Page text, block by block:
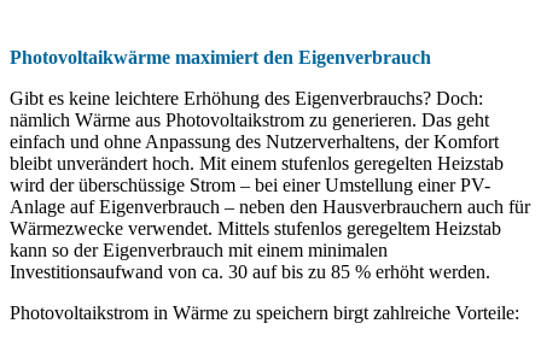
Photovoltaikwärme maximiert den Eigenverbrauch
Gibt es keine leichtere Erhöhung des Eigenverbrauchs? Doch:
nämlich Wärme aus Photovoltaikstrom zu generieren. Das geht
einfach und ohne Anpassung des Nutzerverhaltens, der Komfort
bleibt unverändert hoch. Mit einem stufenlos geregelten Heizstab
wird der überschüssige Strom – bei einer Umstellung einer PV-
Anlage auf Eigenverbrauch – neben den Hausverbrauchern auch für
Wärmezwecke verwendet. Mittels stufenlos geregeltem Heizstab
kann so der Eigenverbrauch mit einem minimalen
Investitionsaufwand von ca. 30 auf bis zu 85 % erhöht werden.
Photovoltaikstrom in Wärme zu speichern birgt zahlreiche Vorteile: